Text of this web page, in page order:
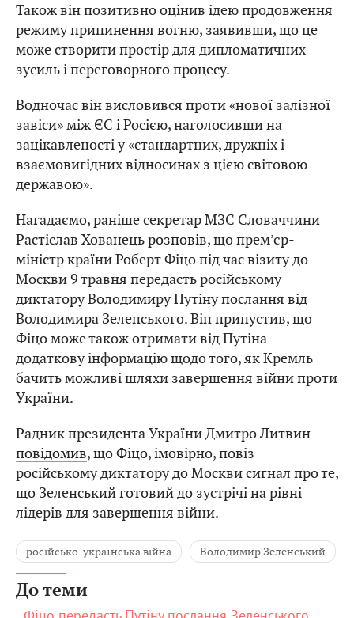
Також він позитивно оцінив ідею продовження
режиму припинення вогню, заявивши, що це
може створити простір для дипломатичних
зусиль і переговорного процесу.
Водночас він висловився проти «нової залізної
завіси» між ЄС і Росією, наголосивши на
зацікавленості у «стандартних, дружніх і
взаємовигідних відносинах з цією світовою
державою».
Нагадаємо, раніше секретар МЗС Словаччини
Растіслав Хованецьрозповів, що прем’єр-
міністр країни Роберт Фіцо під час візиту до
Москви 9 травня передасть російському
диктатору Володимиру Путіну послання від
Володимира Зеленського. Він припустив, що
Фіцо може також отримати від Путіна
додаткову інформацію щодо того, як Кремль
бачить можливі шляхи завершення війни проти
України.
Радник президента України Дмитро Литвин
повідомив, що Фіцо, імовірно, повіз
російському диктатору до Москви сигнал про те,
що Зеленський готовий до зустрічі на рівні
лідерів для завершення війни.
російсько-українська війна Володимир Зеленський
До теми